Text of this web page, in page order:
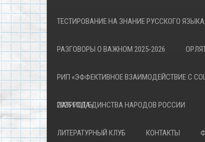
ТЕСТИРОВАНИЕ НА ЗНАНИЕ РУССКОГО
РАЗГОВОРЫ О ВАЖНОМ 2025-2026
РИП «ЭФФЕКТИВНОЕ ВЗАИМОДЕЙСТВИЕ С
ПАТРИОТА»
2026 ГОД ЕДИНСТВА НАРОДОВ РОССИИ
ЛИТЕРАТУРНЫЙ КЛУБ КОНТАКТЫ